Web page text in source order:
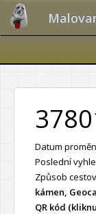
Datum
Poslední
Způsob
kámen,
QR kód